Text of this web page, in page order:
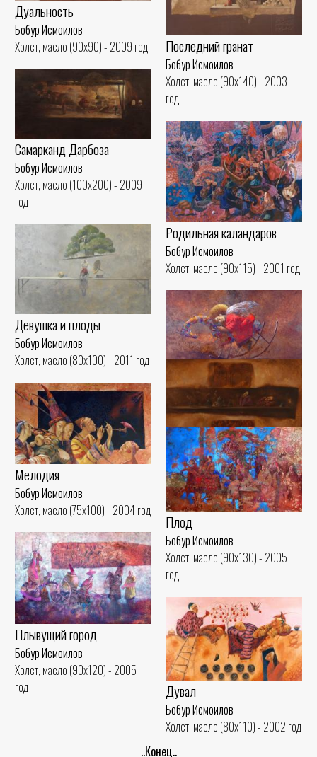
Дуальность
Бобур Исмоилов
Холст, масло (90x90) - 2009 год
Последний гранат
Бобур Исмоилов
Холст, масло (90x140) - 2003
год
Самарканд Дарбоза
Бобур Исмоилов
Холст, масло (100x200) - 2009
год
Родильная каландаров
Бобур Исмоилов
Холст, масло (90x115) - 2001 год
Девушка и плоды
Бобур Исмоилов
Холст, масло (80x100) - 2011 год
Cон
Бобур Исмоилов
Холст, масло (60x80) - 2006 год
Ожидание
Бобур Исмоилов
Холст, масло (75x100) - 2003 год
Мелодия
Бобур Исмоилов
Холст, масло (75x100) - 2004 год
Плод
Бобур Исмоилов
Холст, масло (90x130) - 2005
год
Плывущий город
Бобур Исмоилов
Холст, масло (90x120) - 2005
год
Дувал
Бобур Исмоилов
Холст, масло (80x110) - 2002 год
..Конец..